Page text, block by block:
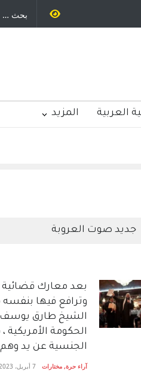
رباح – نيوجرسي – الولايات المتحدة
الامريكية
العربية المزيد
جديد صوت العروبة
بعد معارك
وترافع فيها
الشيخ طارق يوسف
الحكومة الأمريكية
الجنسية عن يد
آراء حرة, مختارات 7 أبريل، 2023